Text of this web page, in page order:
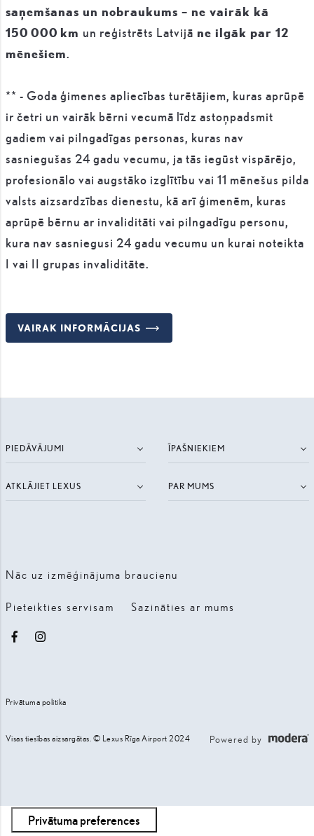
saņemšanas un nobraukums – ne vairāk kā
150 000 km un reģistrēts Latvijā ne ilgāk par 12
mēnešiem.
** - Goda ģimenes apliecības turētājiem, kuras aprūpē
ir četri un vairāk bērni vecumā līdz astoņpadsmit
gadiem vai pilngadīgas personas, kuras nav
sasniegušas 24 gadu vecumu, ja tās iegūst vispārējo,
profesionālo vai augstāko izglītību vai 11 mēnešus pilda
valsts aizsardzības dienestu, kā arī ģimenēm, kuras
aprūpē bērnu ar invaliditāti vai pilngadīgu personu,
kura nav sasniegusi 24 gadu vecumu un kurai noteikta
I vai II grupas invaliditāte.
VAIRAK INFORMĀCIJAS
PIEDĀVĀJUMI ĪPAŠNIEKIEM
ATKLĀJIET LEXUS PAR MUMS
Nāc uz izmēģinājuma braucienu
Pieteikties servisam Sazināties ar mums
Facebook
Visas tiesības aizsargātas. © Lexus Rīga Airport 2024
Privātuma politika
Powered by